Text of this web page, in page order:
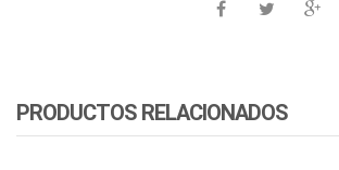
PRODUCTOS RELACIONADOS